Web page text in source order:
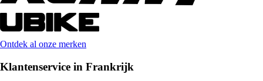
Ontdek al onze merken
Klantenservice in Frankrijk